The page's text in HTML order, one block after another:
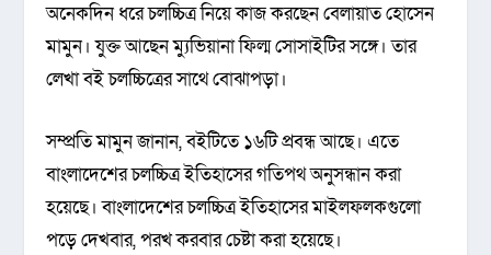
অনেকদিন ধরে চলচ্চিত্র নিয়ে কাজ করছেন বেলায়াত হোসেন
মামুন। যুক্ত আছেন ম্যুভিয়ানা ফিল্ম সোসাইটির সঙ্গে। তার
লেখা বই চলচ্চিত্রের সাথে বোঝাপড়া।
সম্প্রতি মামুন জানান, বইটিতে ১৬টি প্রবন্ধ আছে। এতে
বাংলাদেশের চলচ্চিত্র ইতিহাসের গতিপথ অনুসন্ধান করা
হয়েছে। বাংলাদেশের চলচ্চিত্র ইতিহাসের মাইলফলকগুলো
পড়ে দেখবার, পরখ করবার চেষ্টা করা হয়েছে।